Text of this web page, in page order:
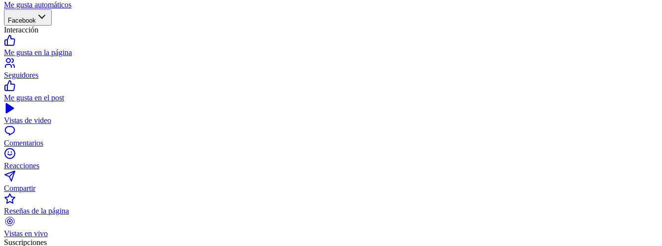
Me gusta automáticos
Facebook
Interacción
Me gusta en la página
Seguidores
Me gusta en el post
Vistas de video
Comentarios
Reacciones
Compartir
Reseñas de la página
Vistas en vivo
Suscripciones